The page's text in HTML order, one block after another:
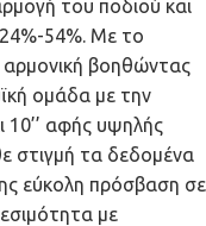
του ποδιού και
24%-54%. Με το
αρμονική βοηθώντας
ομάδα με την
10’’ αφής υψηλής
στιγμή τα δεδομένα
εύκολη πρόσβαση σε
με